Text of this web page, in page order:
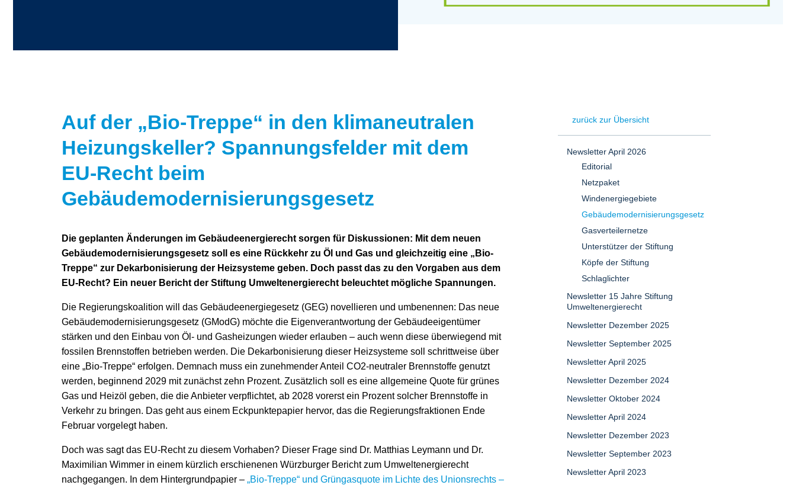
Auf der „Bio-Treppe“ in den klimaneutralen
Heizungskeller? Spannungsfelder mit dem
EU-Recht beim
Gebäudemodernisierungsgesetz
Die geplanten Änderungen im Gebäudeenergierecht sorgen für Diskussionen: Mit dem neuen
Gebäudemodernisierungsgesetz soll es eine Rückkehr zu Öl und Gas und gleichzeitig eine „Bio-
Treppe“ zur Dekarbonisierung der Heizsysteme geben. Doch passt das zu den Vorgaben aus dem
EU-Recht? Ein neuer Bericht der Stiftung Umweltenergierecht beleuchtet mögliche Spannungen.
Die Regierungskoalition will das Gebäudeenergiegesetz (GEG) novellieren und umbenennen: Das neue
Gebäudemodernisierungsgesetz (GModG) möchte die Eigenverantwortung der Gebäudeeigentümer
stärken und den Einbau von Öl- und Gasheizungen wieder erlauben – auch wenn diese überwiegend mit
fossilen Brennstoffen betrieben werden. Die Dekarbonisierung dieser Heizsysteme soll schrittweise über
eine „Bio-Treppe“ erfolgen. Demnach muss ein zunehmender Anteil CO2-neutraler Brennstoffe genutzt
werden, beginnend 2029 mit zunächst zehn Prozent. Zusätzlich soll es eine allgemeine Quote für grünes
Gas und Heizöl geben, die die Anbieter verpflichtet, ab 2028 vorerst ein Prozent solcher Brennstoffe in
Verkehr zu bringen. Das geht aus einem Eckpunktepapier hervor, das die Regierungsfraktionen Ende
Februar vorgelegt haben.
Doch was sagt das EU-Recht zu diesem Vorhaben? Dieser Frage sind Dr. Matthias Leymann und Dr.
Maximilian Wimmer in einem kürzlich erschienenen Würzburger Bericht zum Umweltenergierecht
nachgegangen. In dem Hintergrundpapier – „Bio-Treppe“ und Grüngasquote im Lichte des Unionsrechts –
zurück zur Übersicht
Newsletter April 2026
Editorial
Netzpaket
Windenergiegebiete
Gebäudemodernisierungsgesetz
Gasverteilernetze
Unterstützer der Stiftung
Köpfe der Stiftung
Schlaglichter
Newsletter 15 Jahre Stiftung
Umweltenergierecht
Newsletter Dezember 2025
Newsletter September 2025
Newsletter April 2025
Newsletter Dezember 2024
Newsletter Oktober 2024
Newsletter April 2024
Newsletter Dezember 2023
Newsletter September 2023
Newsletter April 2023